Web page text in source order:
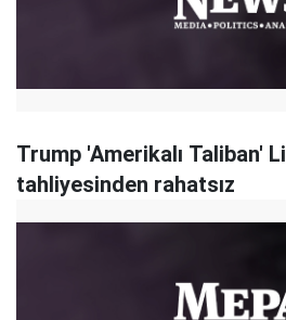
Trump 'Amerikalı Taliban'
tahliyesinden rahatsız